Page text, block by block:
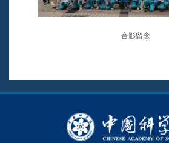
合影留念